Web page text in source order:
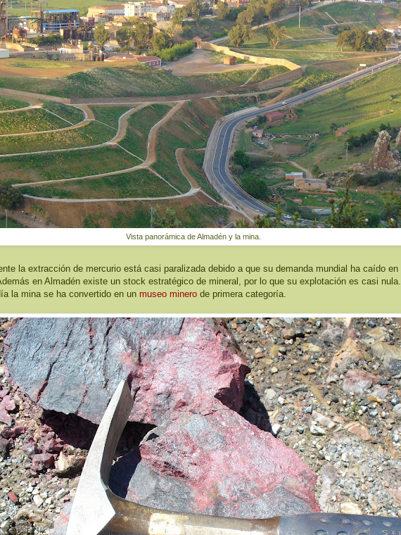
Vista panorámica de Almadén y la mina.
la extracción de mercurio está casi paralizada debido a que su demanda mundial ha caído en
en Almadén existe un stock estratégico de mineral, por lo que su explotación es casi nula.
la mina se ha convertido en un museo minero de primera categoría.